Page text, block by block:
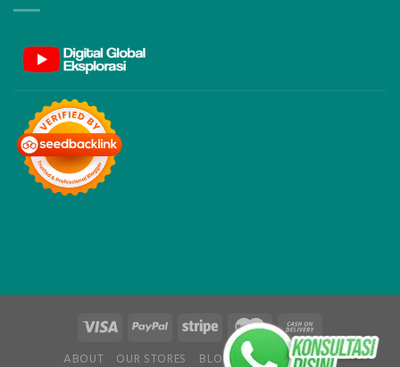
ABOUT OUR STORES BLOG CONTACT FAQ